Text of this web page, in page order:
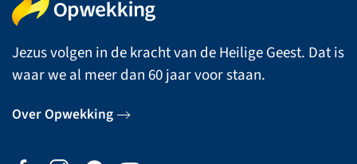
Jezus volgen in de kracht van de Heilige Geest. Dat is
waar we al meer dan 60 jaar voor staan.
Over Opwekking